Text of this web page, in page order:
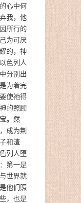
心中何
我，他
所行的
为可厌
的，神
色列人
分别出
是为着完
使祂得
的照顾
。 然
成为荆
和渣
列人堕
第一是
世界就
他们照
，也是